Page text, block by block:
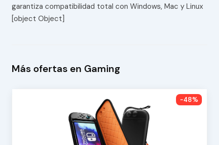
garantiza compatibilidad total con Windows, Mac y Linux
[object Object]
Más ofertas en Gaming
-48%